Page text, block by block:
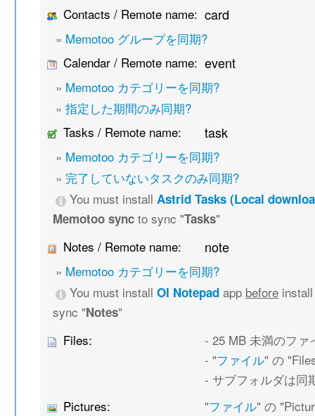
Contacts / Remote name: card
» Memotoo グループを同期?
Calendar / Remote name: event
» Memotoo カテゴリーを同期?
»指定した期間のみ同期?
Tasks / Remote name:
task
» Memotoo カテゴリーを同期?
» 完了していないタスクのみ同期?
You must installAstrid Tasks (Local
Memotoo sync to sync "Tasks"
Notes / Remote name:
note
» Memotoo カテゴリーを同期?
You must installOI Notepad app before
sync "Notes"
Files:
- 25 MB 未満のファ
- "ファイル" の
- サブフォルダは同
Pictures:
"ファイル" の